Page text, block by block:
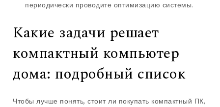
периодически проводите оптимизацию системы.
Какие задачи решает
компактный компьютер
дома: подробный список
Чтобы лучше понять, стоит ли покупать компактный ПК,